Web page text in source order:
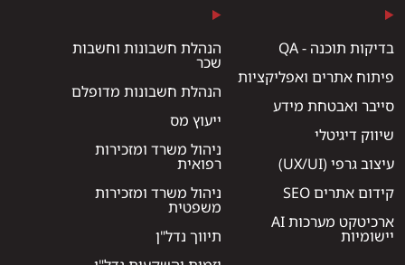
בדיקות תוכנה - QA
פיתוח אתרים ואפליקציות
סייבר ואבטחת מידע
שיווק דיגיטלי
עיצוב גרפי (UX/UI)
קידום אתרים SEO
ארכיטקט מערכות AI
יישומיות
הנהלת חשבונות וחשבות
שכר
הנהלת חשבונות מדופלם
ייעוץ מס
ניהול משרד ומזכירות
רפואית
ניהול משרד ומזכירות
משפטית
תיווך נדל"ן